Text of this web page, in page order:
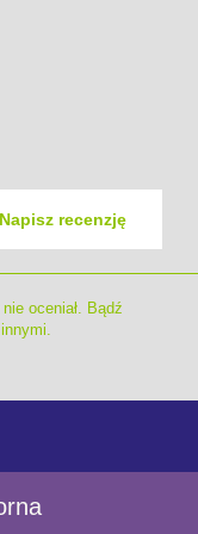
Napisz recenzję
oceniał. Bądź